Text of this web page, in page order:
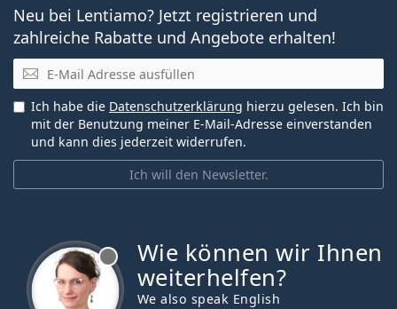
Neu bei Lentiamo? Jetzt registrieren und
zahlreiche Rabatte und Angebote erhalten!
E-Mail
Ich will den Newsletter.
Ich habe die Datenschutzerklärung hierzu gelesen. Ich bin
mit der Benutzung meiner E-Mail-Adresse einverstanden
und kann dies jederzeit widerrufen.
Wie können wir Ihnen
weiterhelfen?
We also speak English